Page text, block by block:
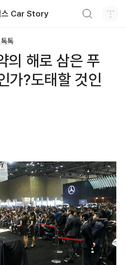
스 Car Story
톡
의 해로 삼은 푸
가?도태할 것인